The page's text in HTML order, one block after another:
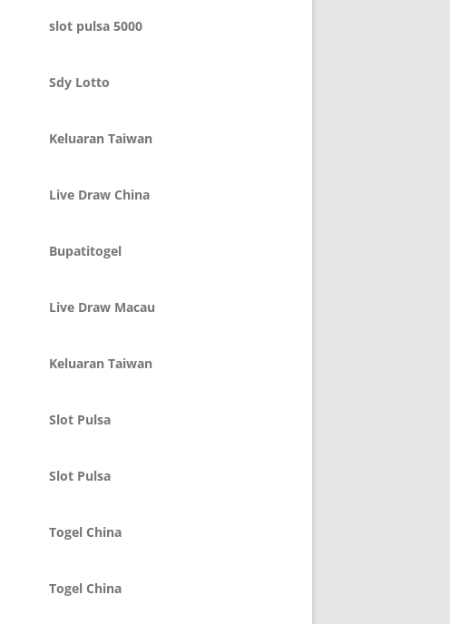
slot pulsa 5000
Sdy Lotto
Keluaran Taiwan
Live Draw China
Bupatitogel
Live Draw Macau
Keluaran Taiwan
Slot Pulsa
Slot Pulsa
Togel China
Togel China